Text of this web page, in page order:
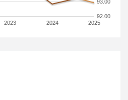
2023 2024 2025
92.00
93.00